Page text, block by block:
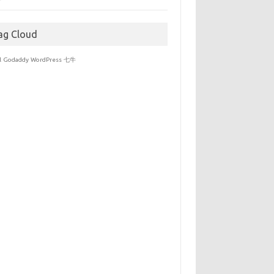
Cloud
Godaddy WordPress 七牛